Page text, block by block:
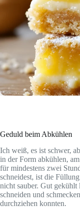
Geduld beim Abkühlen
Ich weiß, es ist schwer,
in der Form abkühlen,
für mindestens zwei
schneidest, ist die
nicht sauber. Gut gekühlt
schneiden und
durchziehen konnten.